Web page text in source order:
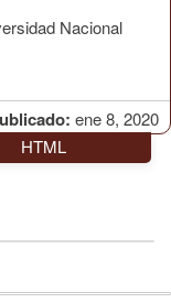
ene 8, 2020
Nacional
HTML